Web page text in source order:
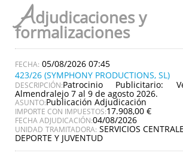
Adjudicaciones y
formalizaciones
05/08/2026 07:45
423/26 (SYMPHONY PRODUCTIONS, SL)
DESCRIPCIÓN:Patrocinio Publicitario:
Almendralejo 7 al 9 de agosto 2026.
ASUNTO:Publicación Adjudicación
IMPORTE CON IMPUESTOS:17.908,00 €
FECHA ADJUDICACIÓN:04/08/2026
UNIDAD TRAMITADORA: SERVICIOS
DEPORTE Y JUVENTUD